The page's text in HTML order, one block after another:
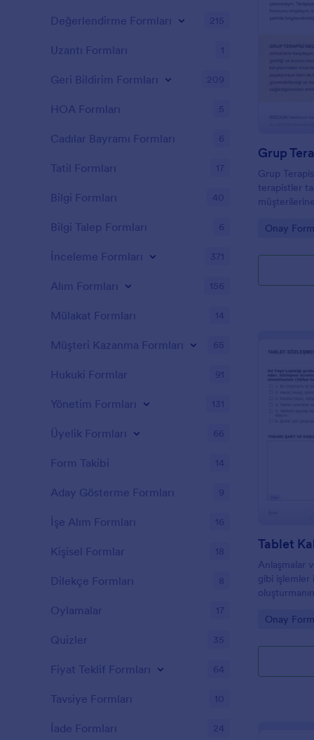
Grup
terapistler
onay
hizmetlerini
vermesini
formuna
kendisinden
CSV
aracılığıyla
Go to
Onay
Tablet
Anlaşmalar
gibi işlemler
Go to
Onay
Değerlendirme Formları 215
Uzantı Formları 1
Geri Bildirim Formları 209
HOA Formları 5
Cadılar Bayramı Formları 6
Tatil Formları 17
Bilgi Formları 40
Bilgi Talep Formları 6
İnceleme Formları 371
Alım Formları 156
Mülakat Formları 14
Müşteri Kazanma Formları 65
Hukuki Formlar 91
Yönetim Formları 131
Üyelik Formları 66
Form Takibi 14
Aday Gösterme Formları 9
İşe Alım Formları 16
Kişisel Formlar 18
Dilekçe Formları 8
Oylamalar 17
Quizler 35
Fiyat Teklif Formları 64
Tavsiye Formları 10
İade Formları 24